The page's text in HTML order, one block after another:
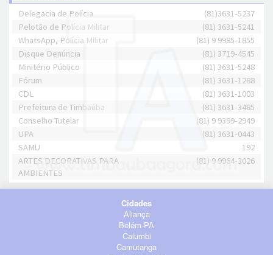
Delegacia de Polícia
(81)3631-5237
Pelotão de Polícia Militar
(81) 3631-5241
WhatsApp, Polícia Militar
(81) 9 9985-1855
Disque Denúncia
(81) 3719-4545
Minitério Público
(81) 3631-5248
Fórum
(81) 3631-1288
CDL
(81) 3631-1003
Prefeitura de Timbaúba
(81) 3631-3485
Conselho Tutelar
(81) 9 9399-2949
UPA
(81) 3631-0443
SAMU
192
ARTES DECORATIVAS PARA
AMBIENTES
(81) 9 9964-3026
Cidades
Aliança
Belém-PA
Calumbi
Camutanga